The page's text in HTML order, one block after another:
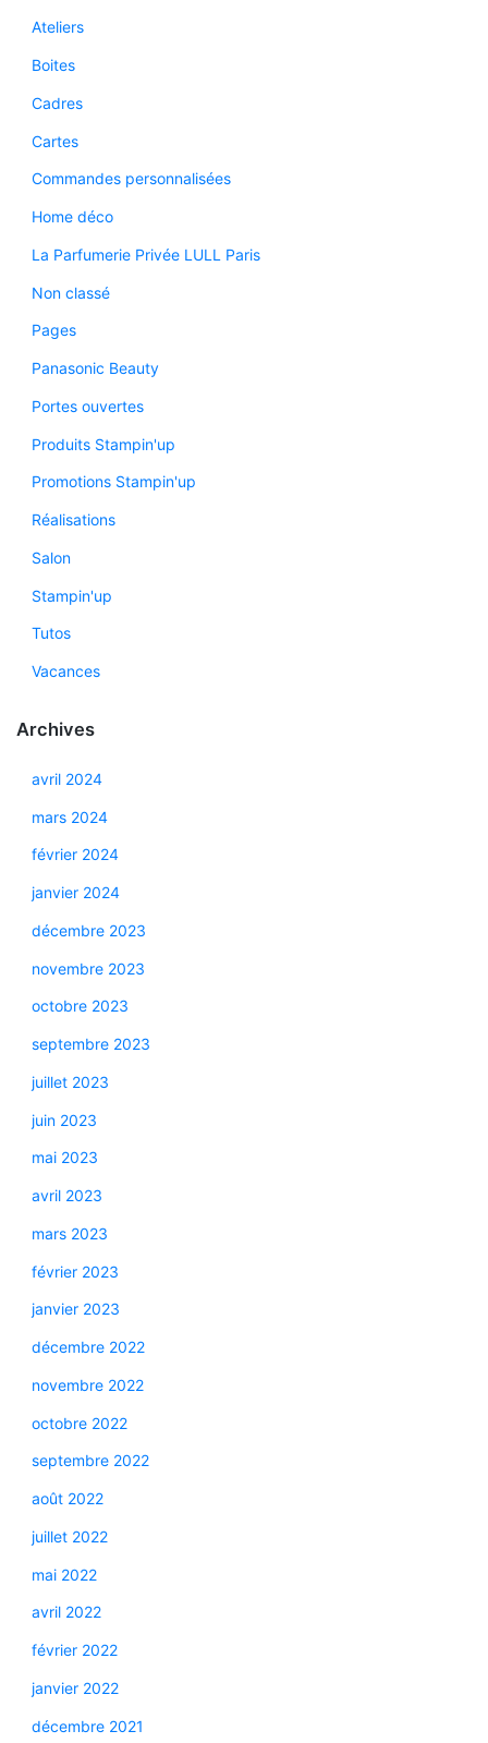
Ateliers
Boites
Cadres
Cartes
Commandes personnalisées
Home déco
La Parfumerie Privée LULL Paris
Non classé
Pages
Panasonic Beauty
Portes ouvertes
Produits Stampin'up
Promotions Stampin'up
Réalisations
Salon
Stampin'up
Tutos
Vacances
Archives
avril 2024
mars 2024
février 2024
janvier 2024
décembre 2023
novembre 2023
octobre 2023
septembre 2023
juillet 2023
juin 2023
mai 2023
avril 2023
mars 2023
février 2023
janvier 2023
décembre 2022
novembre 2022
octobre 2022
septembre 2022
août 2022
juillet 2022
mai 2022
avril 2022
février 2022
janvier 2022
décembre 2021